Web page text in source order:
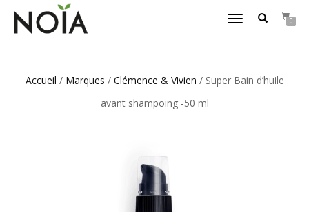
DÉPLIER/REPLIER
0
Accueil / Marques / Clémence & Vivien / Super Bain d’huile
avant shampoing -50 ml